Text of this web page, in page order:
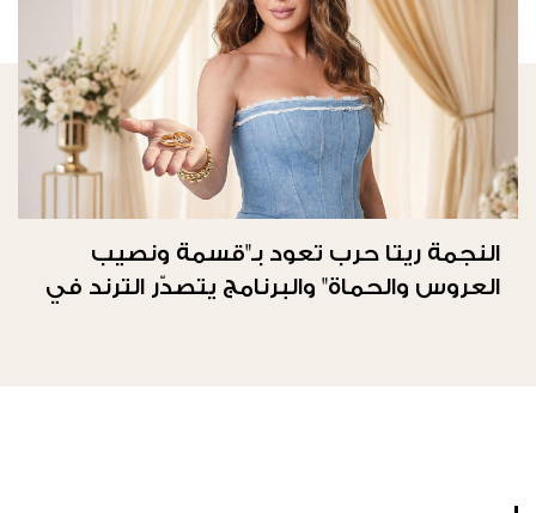
النجمة ريتا حرب تعود بـ"قسمة ونصيب
العروس والحماة" والبرنامج يتصدّر الترند في